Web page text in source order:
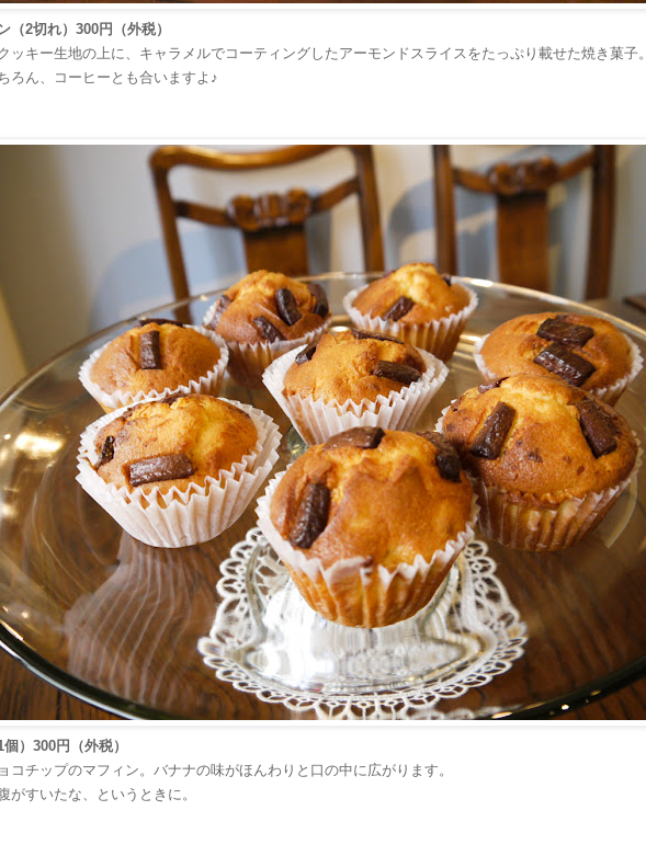
（2切れ）300円（外税）
ッキー生地の上に、キャラメルでコーティングしたアーモンドスライスをたっぷり載せた焼き菓子。
ろん、コーヒーとも合いますよ♪
）300円（外税）
コチップのマフィン。バナナの味がほんわりと口の中に広がります。
がすいたな、というときに。